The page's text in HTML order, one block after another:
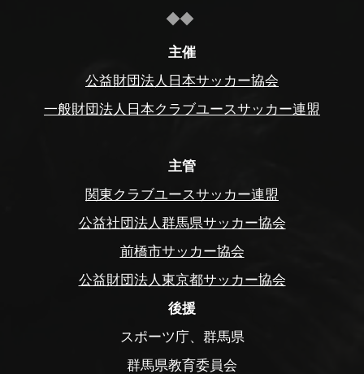
主催
公益財団法人日本サッカー協会
一般財団法人日本クラブユースサッカー連盟
主管
関東クラブユースサッカー連盟
公益社団法人群馬県サッカー協会
前橋市サッカー協会
公益財団法人東京都サッカー協会
後援
スポーツ庁、群馬県
群馬県教育委員会